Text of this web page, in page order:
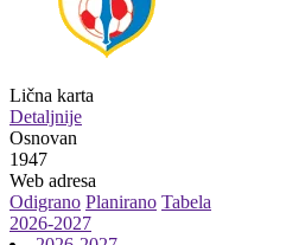
Lična karta
Detaljnije
Osnovan
1947
Web adresa
Odigrano Planirano Tabela
2026-2027